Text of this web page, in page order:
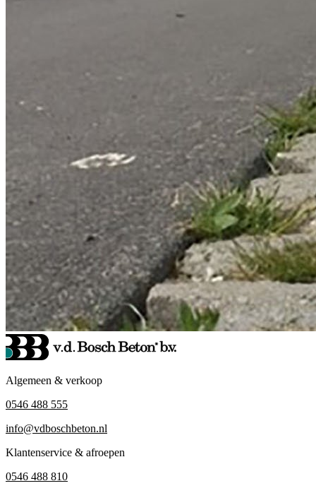
Algemeen & verkoop
0546 488 555
info@vdboschbeton.nl
Klantenservice & afroepen
0546 488 810